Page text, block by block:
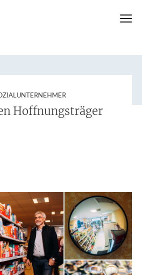
:
Hoffnungsträger